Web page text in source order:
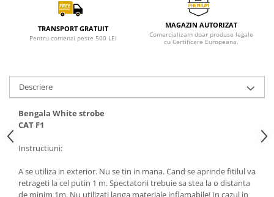
TRANSPORT GRATUIT
Pentru comenzi peste 500 LEI
MAGAZIN AUTORIZAT
Comercializam doar produse legale
cu Certificare Europeana.
Descriere
Bengala White strobe
CAT F1
Instructiuni:
A se utiliza in exterior. Nu se tin in mana. Cand se aprinde fitilul va
retrageti la cel putin 1 m. Spectatorii trebuie sa stea la o distanta
de minim 1m. Nu utilizati langa materiale inflamabile! In cazul in